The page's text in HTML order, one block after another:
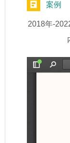
案例
2018年-